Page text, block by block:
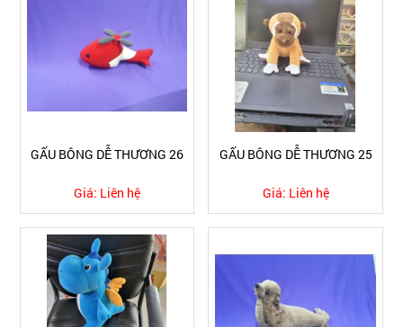
GẤU BÔNG DỄ THƯƠNG 26
Giá: Liên hệ
GẤU BÔNG DỄ THƯƠNG 25
Giá: Liên hệ